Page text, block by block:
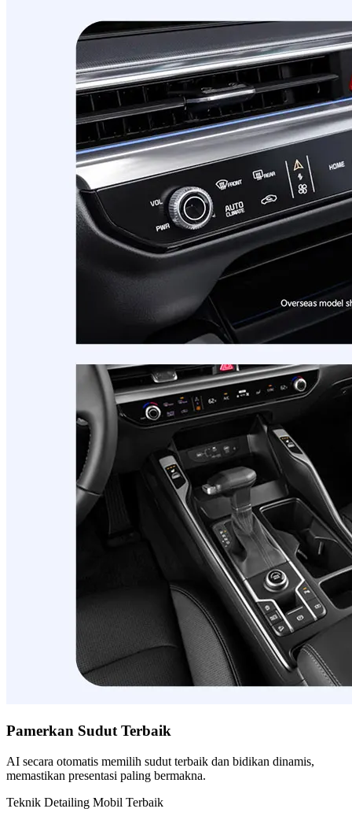
Pamerkan Sudut Terbaik
AI secara otomatis memilih sudut terbaik dan bidikan dinamis,
memastikan presentasi paling bermakna.
Teknik Detailing Mobil Terbaik